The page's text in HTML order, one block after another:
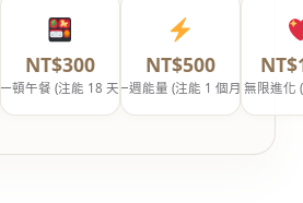
NT$300
一頓午餐 (注能 18 天)
NT$500
一週能量 (注能 1 個月)無限進化